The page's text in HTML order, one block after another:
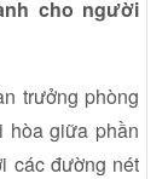
cho người
trưởng phòng
hòa giữa phần
các đường nét